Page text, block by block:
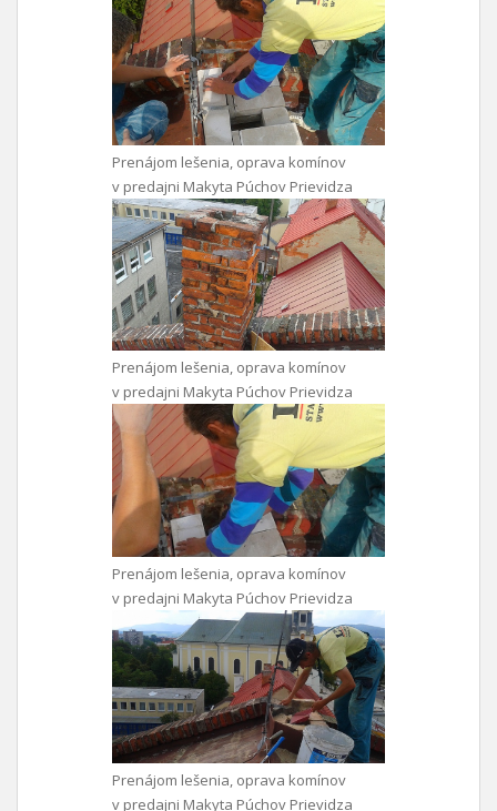
Prenájom lešenia, oprava komínov
v predajni Makyta Púchov Prievidza
Prenájom lešenia, oprava komínov
v predajni Makyta Púchov Prievidza
Prenájom lešenia, oprava komínov
v predajni Makyta Púchov Prievidza
Prenájom lešenia, oprava komínov
v predajni Makyta Púchov Prievidza